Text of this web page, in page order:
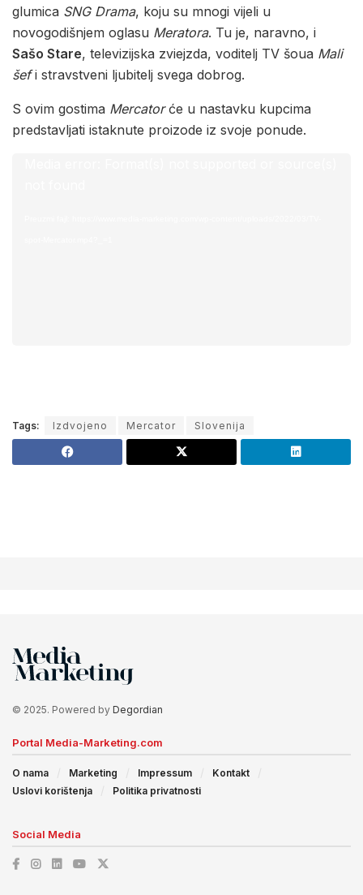
glumica SNG Drama, koju su mnogi vijeli u
novogodišnjem oglasu Meratora. Tu je, naravno, i
Sašo Stare, televizijska zviejzda, voditelj TV šoua Mali
šefi stravstveni ljubitelj svega dobrog.
S ovim gostima Mercatorće u nastavku kupcima
predstavljati istaknute proizode iz svoje ponude.
Tags: Izdvojeno Mercator Slovenija
© 2025. Powered by Degordian
Portal Media-Marketing.com
O nama Marketing Impressum
Kontakt
Uslovi korištenja
Politika privatnosti
Social Media